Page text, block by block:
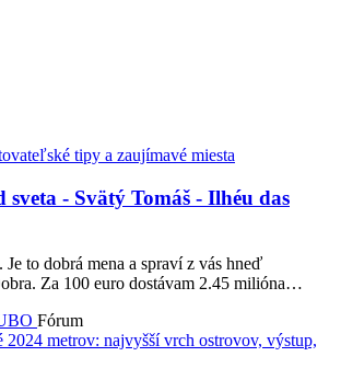
sveta - Svätý Tomáš - Ilhéu das
Je to dobrá mena a spraví z vás hneď
Za 100 euro dostávam 2.45 milióna…
Fórum